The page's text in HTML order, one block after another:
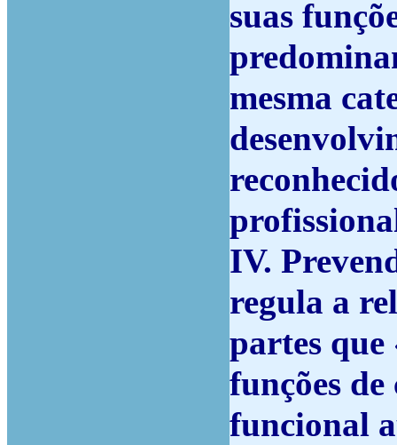
suas
mesma
IV.
regula a
partes que
funções
funcional